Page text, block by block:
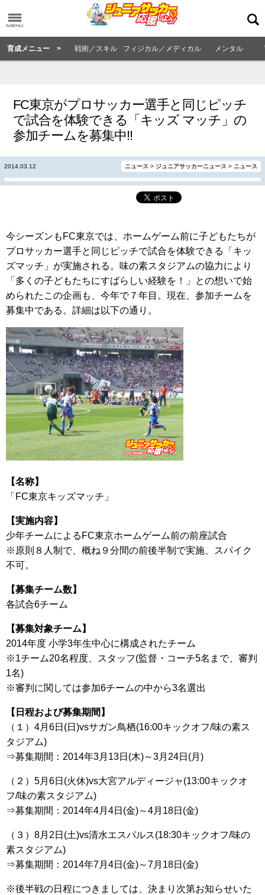
育成メニュー > 戦術／スキル フィジカル／メディカル メンタル
FC東京がプロサッカー選手と同じピッチ
で試合を体験できる「キッズ マッチ」の
参加チームを募集中!!
2014.03.12 ニュース > ジュニアサッカーニュース > ニュース
今シーズンもFC東京では、ホームゲーム前に子どもたちが
プロサッカー選手と同じピッチで試合を体験できる「キッ
ズマッチ」が実施される。味の素スタジアムの協力により
「多くの子どもたちにすばらしい経験を！」との想いで始
められたこの企画も、今年で７年目。現在、参加チームを
募集中である。詳細は以下の通り。
【名称】
「FC東京キッズマッチ」
【実施内容】
少年チームによるFC東京ホームゲーム前の前座試合
※原則８人制で、概ね９分間の前後半制で実施、スパイク
不可。
【募集チーム数】
各試合6チーム
【募集対象チーム】
2014年度 小学3年生中心に構成されたチーム
※1チーム20名程度、スタッフ(監督・コーチ5名まで、審判
1名)
※審判に関しては参加6チームの中から3名選出
【日程および募集期間】
（１）4月6日(日)vsサガン鳥栖(16:00キックオフ/味の素ス
タジアム)
⇒募集期間：2014年3月13日(木)～3月24日(月)
（２）5月6日(火休)vs大宮アルディージャ(13:00キックオ
フ/味の素スタジアム)
⇒募集期間：2014年4月4日(金)～4月18日(金)
（３）8月2日(土)vs清水エスパルス(18:30キックオフ/味の
素スタジアム)
⇒募集期間：2014年7月4日(金)～7月18日(金)
※後半戦の日程につきましては、決まり次第お知らせいた